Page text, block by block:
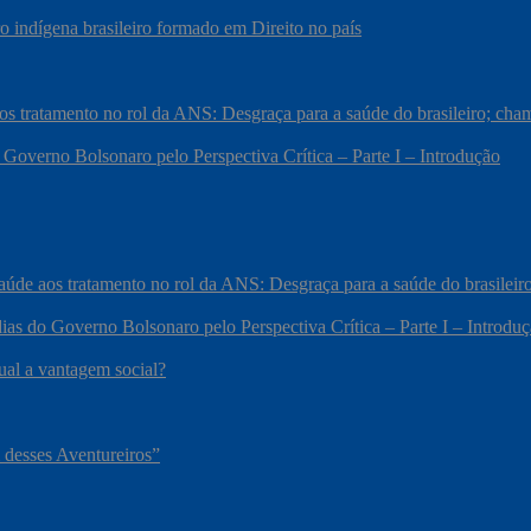
indígena brasileiro formado em Direito no país
tratamento no rol da ANS: Desgraça para a saúde do brasileiro;
Bolsonaro pelo Perspectiva Crítica – Parte I – Introdução
aos tratamento no rol da ANS: Desgraça para a saúde do
do Governo Bolsonaro pelo Perspectiva Crítica – Parte I –
a vantagem social?
Aventureiros”